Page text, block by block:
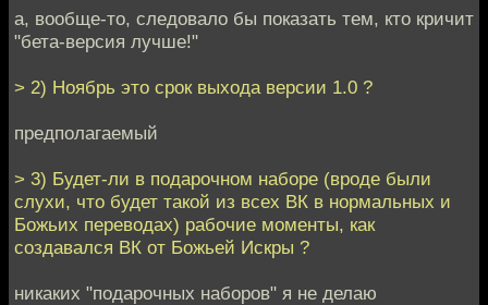
а, вообще-то, следовало бы показать тем, кто кричит
"бета-версия лучше!"
> 2) Ноябрь это срок выхода версии 1.0 ?
предполагаемый
> 3) Будет-ли в подарочном наборе (вроде были
слухи, что будет такой из всех ВК в нормальных и
Божьих переводах) рабочие моменты, как
создавался ВК от Божьей Искры ?
никаких "подарочных наборов" я не делаю